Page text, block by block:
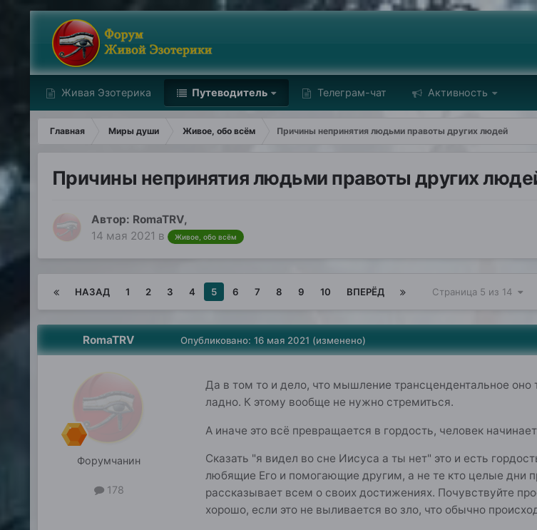
Живая Эзотерика Путеводитель Телеграм-чат Активность
Главная Миры души Живое, обо всём Причины непринятия людьми правоты других людей
Причины непринятия людьми правоты других
Автор: RomaTRV,
14 мая 2021 в Живое, обо всём
НАЗАД 1 2 3 4 5 6 7 8 9 10 ВПЕРЁД Страница 5 из 14
RomaTRV
Форумчанин
178
Опубликовано: 16 мая 2021 (изменено)
Да в том то и дело, что мышление трансцендентальное
ладно. К этому вообще не нужно стремиться.
А иначе это всё превращается в гордость, человек
Сказать "я видел во сне Иисуса а ты нет" это и есть
любящие Его и помогающие другим, а не те кто целые дни
рассказывает всем о своих достижениях. Почувствуйте
хорошо, если это не выливается во зло, что обычно